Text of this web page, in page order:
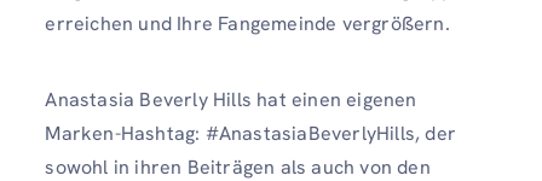
erreichen und Ihre Fangemeinde vergrößern.
Anastasia Beverly Hills hat einen eigenen
Marken-Hashtag: #AnastasiaBeverlyHills, der
sowohl in ihren Beiträgen als auch von den